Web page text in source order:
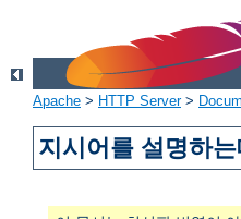
Apache > HTTP Server>
지시어를 설명하